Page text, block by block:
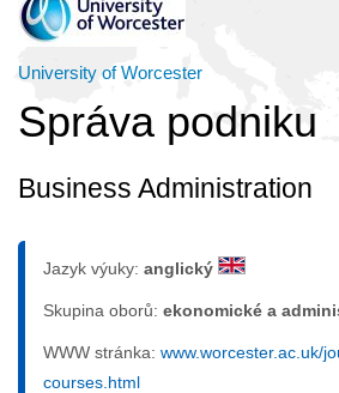
University of Worcester
Správa podniku
Business Administration
Jazyk výuky: anglický
Skupina oborů: ekonomické a
WWW stránka: www.worcester.ac.uk/
courses.html